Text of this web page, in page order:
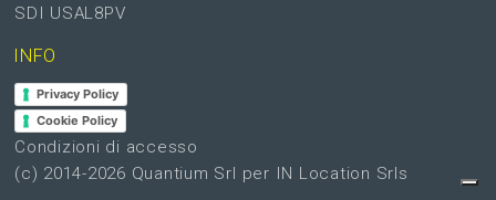
SDI USAL8PV
INFO
Privacy Policy
Cookie Policy
Condizioni di accesso
(c) 2014-2026 Quantium Srl per IN Location Srls